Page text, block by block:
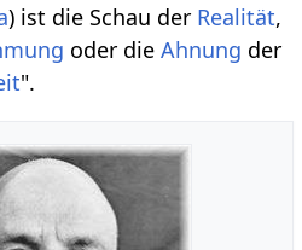
) ist die Schau der Realität,
oder dieAhnung der
".